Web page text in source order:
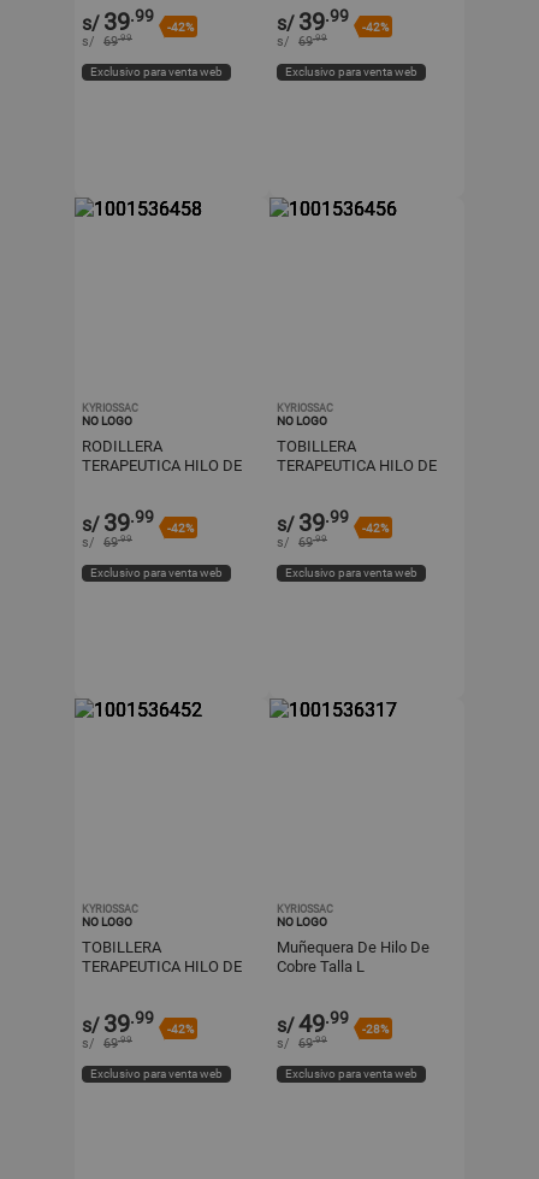
s/ 39.99
-42%
s/ 69.99
Exclusivo para venta web
s/ 39.99
-42%
s/ 69.99
Exclusivo para venta web
KYRIOSSAC
NO LOGO
RODILLERA
TERAPEUTICA HILO DE
s/ 39.99
-42%
s/ 69.99
Exclusivo para venta web
KYRIOSSAC
NO LOGO
TOBILLERA
TERAPEUTICA HILO DE
s/ 39.99
-42%
s/ 69.99
Exclusivo para venta web
KYRIOSSAC
NO LOGO
TOBILLERA
TERAPEUTICA HILO DE
s/ 39.99
-42%
s/ 69.99
Exclusivo para venta web
KYRIOSSAC
NO LOGO
Muñequera De Hilo De
Cobre Talla L
s/49.99
-28%
s/ 69.99
Exclusivo para venta web